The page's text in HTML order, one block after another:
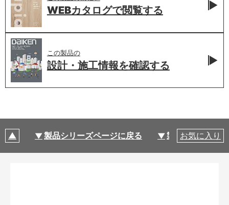
WEBカタログで閲覧する
この製品の
設計・施工情報を確認する
製品シリーズページに戻る 製品仕様
お気に入り